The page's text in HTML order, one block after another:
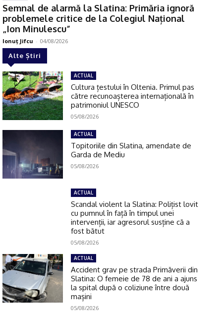
Semnal de alarmă la Slatina: Primăria ignoră
problemele critice de la Colegiul Național
„Ion Minulescu”
Ionuţ Jifcu - 04/08/2026
Alte Știri
ACTUAL
Cultura țestului în Oltenia. Primul pas
către recunoașterea internațională în
patrimoniul UNESCO
05/08/2026
ACTUAL
Topitoriile din Slatina, amendate de
Garda de Mediu
05/08/2026
ACTUAL
Scandal violent la Slatina: Polițist lovit
cu pumnul în față în timpul unei
intervenții, iar agresorul susține că a
fost bătut
05/08/2026
ACTUAL
Accident grav pe strada Primăverii din
Slatina: O femeie de 78 de ani a ajuns
la spital după o coliziune între două
mașini
05/08/2026